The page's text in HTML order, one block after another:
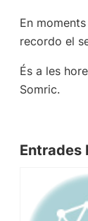
En
recordo el
És a les
Somric.
Entrades